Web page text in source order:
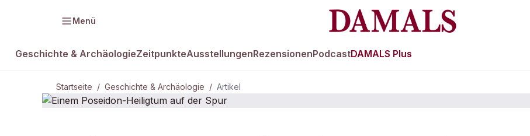
Menü
Geschichte & ArchäologieZeitpunkteAusstellungenRezensionenPodcastDAMALS Plus
Startseite / Geschichte & Archäologie / Artikel